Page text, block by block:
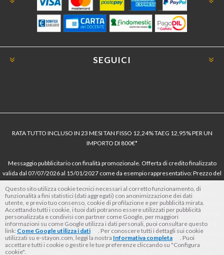
SEGUICI
RATA TUTTO INCLUSO IN 23 MESI TAN FISSO 12,24% TAEG 12,95% PER UN
IMPORTO DI 800€*
Messaggio pubblicitario con finalità promozionale. Offerta di credito finalizzato
valida dal 07/07/2026 al 15/01/2027 come da esempio rappresentativo: Prezzo del
dell’offerta azzerati. Importo totale del credito € 800. Importo totale dovuto dal
Consumatore € 920. Decorrenza media della prima rata a 90 giorni. Al fine di gestire
le tue spese in modo responsabile e di conoscere eventuali altre offerte disponibili,
Findomestic ti ricorda, prima di sottoscrivere il contratto, di prendere visione di
tutte le condizioni economiche e contrattuali, facendo riferimento alle Informazioni
Europee di Base sul Credito ai Consumatori (IEBCC) nel percorso online. Salvo
approvazione di Findomestic Banca S.p.A.. Il rivenditore (StayON) opera quale
Questo sito utilizza cookie tecnici necessari al corretto funzionamento, di
funzionalità a fini statistici (dati aggregati) con anonimizzazione dei dati
utente, e previo tuo consenso, cookie di profilazione e per pubblicità mirata.
Accettando tutti i cookie, i tuoi dati potranno essere utilizzati per pubblicità
personalizzata e condivisi con partner come Google, per maggiori
informazioni su come Google utilizza i dati personali, puoi consultare questo
link: Come Google utilizza i dati
. Per conoscere tutti i dettagli sui cookie
utilizzati su e-stayon.com, leggi la nostra Informativa completa
. Puoi
accettare tutti i cookie o gestire le tue preferenze cliccando su "Configura
cookie".